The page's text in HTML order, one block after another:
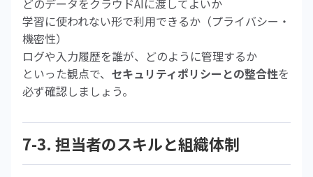
どのデータをクラウドAIに渡してよいか
学習に使われない形で利用できるか（プライバシー・
機密性）
ログや入力履歴を誰が、どのように管理するか
といった観点で、 セキュリティポリシーとの整合性を
必ず確認しましょう。
7-3. 担当者のスキルと組織体制